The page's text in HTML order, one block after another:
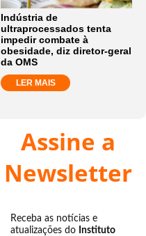
Indústria de
ultraprocessados tenta
impedir combate à
obesidade, diz diretor-geral
da OMS
LER MAIS
Assine a
Newsletter
Receba as notícias e
atualizações do Instituto